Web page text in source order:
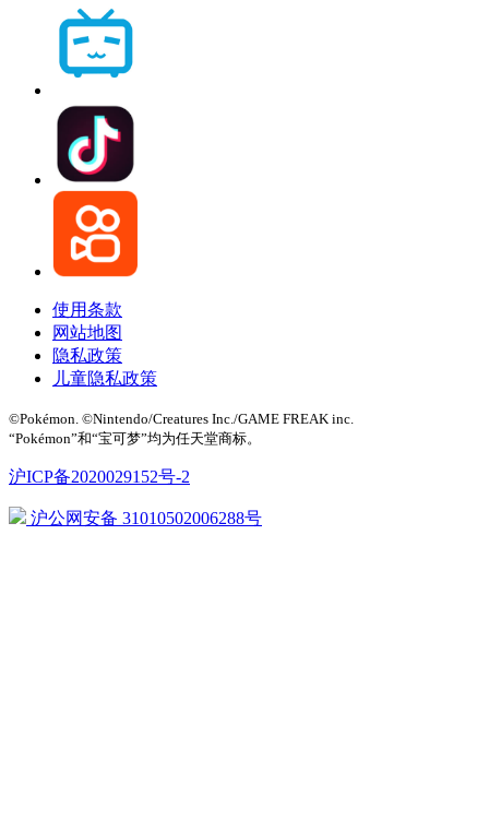
使用条款
网站地图
隐私政策
儿童隐私政策
©Pokémon. ©Nintendo/Creatures Inc./GAME FREAK inc.
“Pokémon”和“宝可梦”均为任天堂商标。
沪ICP备2020029152号-2
沪公网安备 31010502006288号